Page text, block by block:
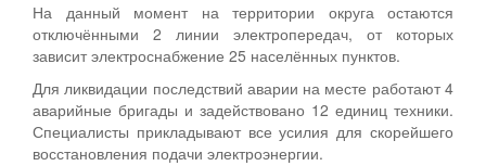
На данный момент на территории округа остаются
отключёнными 2 линии электропередач, от которых
зависит электроснабжение 25 населённых пунктов.
Для ликвидации последствий аварии на месте работают 4
аварийные бригады и задействовано 12 единиц техники.
Специалисты прикладывают все усилия для скорейшего
восстановления подачи электроэнергии.